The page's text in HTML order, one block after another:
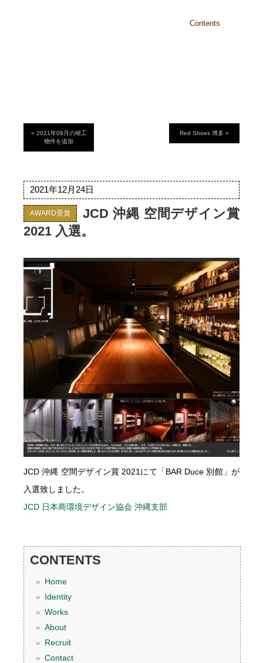
沖縄・東
Contents
« 2021年09月の竣工
物件を追加
Red Shoes 博多 »
2021年12月24日
AWARD受賞
JCD 沖縄 空間デザイン賞
2021 入選。
JCD 沖縄 空間デザイン賞 2021にて「BAR Duce 別館」が
入選致しました。
JCD 日本商環境デザイン協会 沖縄支部
CONTENTS
Home
Identity
Works
About
Recruit
Contact